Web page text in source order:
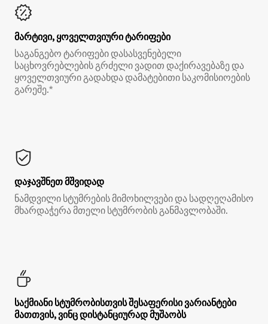
მარტივი, ყოველთვიური ტარიფები
საგანგებო ტარიფები დასასვენებელი
საცხოვრებლების გრძელი ვადით დაქირავებაზე და
ყოველთვიური გადახდა დამატებითი საკომისიოების
გარეშე.*
დაჯავშნეთ მშვიდად
ნამდვილი სტუმრების მიმოხილვები და სადღეღამისო
მხარდაჭერა მთელი სტუმრობის განმავლობაში.
საქმიანი სტუმრობისთვის შესაფერისი ვარიანტები
მათთვის, ვინც დისტანციურად მუშაობს